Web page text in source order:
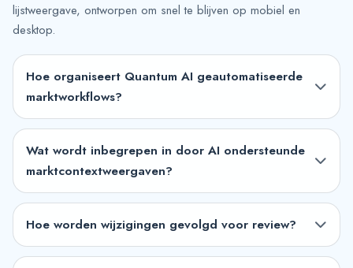
lijstweergave, ontworpen om snel te blijven op mobiel en
desktop.
Hoe organiseert Quantum AI geautomatiseerde
marktworkflows?
Wat wordt inbegrepen in door AI ondersteunde
marktcontextweergaven?
Hoe worden wijzigingen gevolgd voor review?